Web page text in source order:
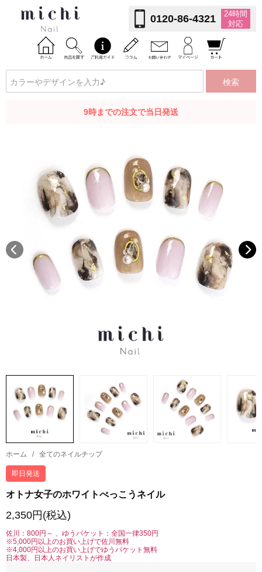
0120-86-4321
24時間
対応
検索
9時までの注文で当日発送
ホーム / 全てのネイルチップ
即日発送
オトナ女子のホワイトべっこうネイル
2,350円(税込)
佐川：800円～ 、ゆうパケット：全国一律350円
※5,000円以上のお買い上げで佐川無料
※4,000円以上のお買い上げでゆうパケット無料
日本製、日本人ネイリストが作成